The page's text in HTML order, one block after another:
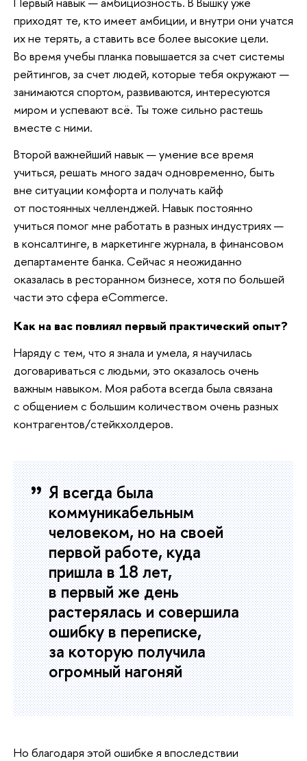
приходят те, кто имеет амбиции, и внутри они учатся
их не терять, а ставить все более высокие цели.
Во время учебы планка повышается за счет системы
рейтингов, за счет людей, которые тебя окружают —
занимаются спортом, развиваются, интересуются
миром и успевают всё. Ты тоже сильно растешь
вместе с ними.
Второй важнейший навык — умение все время
учиться, решать много задач одновременно, быть
вне ситуации комфорта и получать кайф
от постоянных челленджей. Навык постоянно
учиться помог мне работать в разных индустриях —
в консалтинге, в маркетинге журнала, в финансовом
департаменте банка. Сейчас я неожиданно
оказалась в ресторанном бизнесе, хотя по большей
части это сфера eCommerce.
Как на вас повлиял первый практический опыт?
Наряду с тем, что я знала и умела, я научилась
договариваться с людьми, это оказалось очень
важным навыком. Моя работа всегда была связана
с общением с большим количеством очень разных
контрагентов/стейкхолдеров.
Я всегда была
коммуникабельным
человеком, но на своей
первой работе, куда
пришла в 18 лет,
в первый же день
растерялась и совершила
ошибку в переписке,
за которую получила
огромный нагоняй
Но благодаря этой ошибке я впоследствии